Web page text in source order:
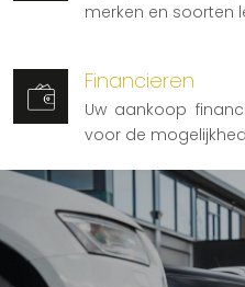
merken en soorten
Financieren
Uw aankoop
voor de